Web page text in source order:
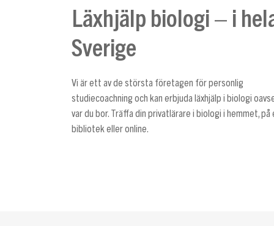
Läxhjälp biologi – i
Sverige
Vi är ett av de största företagen för personlig
studiecoachning och kan erbjuda läxhjälp i biologi
var du bor. Träffa din privatlärare i biologi i hemmet,
bibliotek eller online.